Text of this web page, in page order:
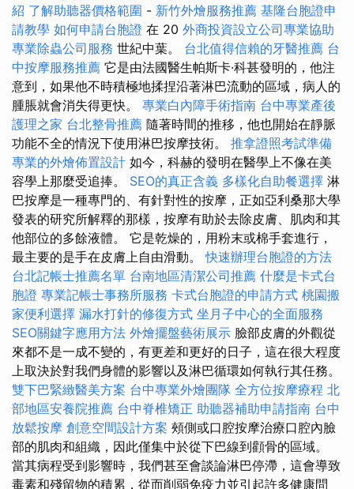
紹 了解助聽器價格範圍 - 新竹外燴服務推薦 基隆台胞證申
請教學 如何申請台胞證 在 20 外商投資設立公司專業協助
專業除蟲公司服務 世紀中葉。 台北值得信賴的牙醫推薦 台
中按摩服務推薦 它是由法國醫生帕斯卡·科甚發明的，他注
意到，如果他不時積極地揉捏沿著淋巴流動的區域，病人的
腫脹就會消失得更快。 專業白內障手術指南 台中專業產後
護理之家 台北整骨推薦 隨著時間的推移，他也開始在靜脈
功能不全的情況下使用淋巴按摩技術。 推拿證照考試準備
專業的外燴佈置設計 如今，科赫的發明在醫學上不像在美
容學上那麼受追捧。 SEO的真正含義 多樣化自助餐選擇 淋
巴按摩是一種專門的、有針對性的按摩，正如亞利桑那大學
發表的研究所解釋的那樣，按摩有助於去除皮膚、肌肉和其
他部位的多餘液體。 它是乾燥的，用粉末或棉手套進行，
最主要的是手在皮膚上自由滑動。快速辦理台胞證的方法
台北記帳士推薦名單 台南地區清潔公司推薦 什麼是卡式台
胞證 專業記帳士事務所服務 卡式台胞證的申請方式 桃園搬
家便利選擇 漏水打針的修復方式 坐月子中心的全面服務
SEO關鍵字應用方法 外燴擺盤藝術展示 臉部皮膚的外觀從
來都不是一成不變的，有更差和更好的日子，這在很大程度
上取決於對我們身體的影響以及淋巴循環如何執行其任務。
雙下巴緊緻醫美方案 台中專業外燴團隊 全方位按摩療程 北
部地區安養院推薦 台中脊椎矯正 助聽器補助申請指南 台中
放鬆按摩 創意空間設計方案 頰側或口腔按摩治療口腔內臉
部的肌肉和組織，因此僅集中於從下巴線到顴骨的區域。
當其病程受到影響時，我們甚至會談論淋巴停滯，這會導致
毒素和殘留物的積累，從而削弱免疫力並引起許多健康問